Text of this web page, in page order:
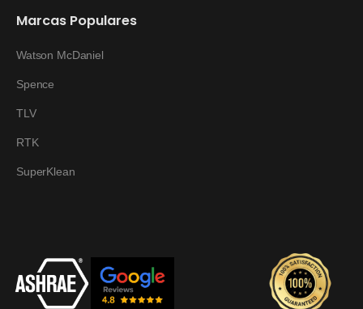
Marcas Populares
Watson McDaniel
Spence
TLV
RTK
SuperKlean